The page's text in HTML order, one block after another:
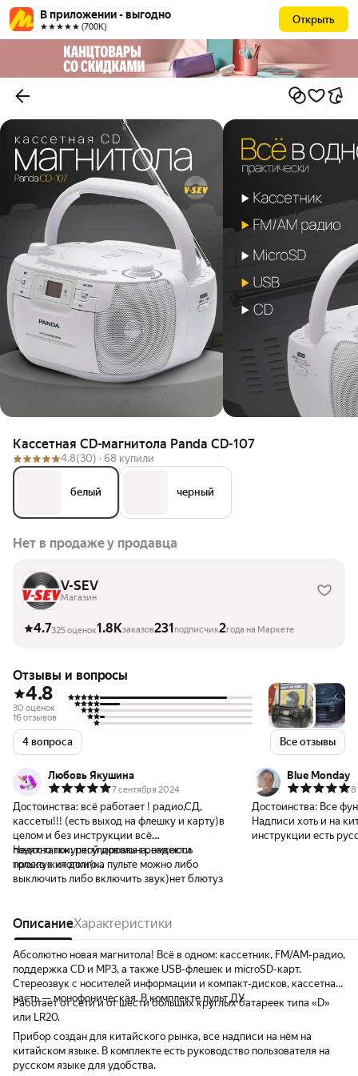
В приложении - выгодно
★★★★★ (700К)
Открыть
Кассетная CD-магнитола Panda CD-107
4.8(30) · 68 купили
белый черный
Нет в продаже у продавца
V-SEV
Магазин
4.7325 оценок1.8Kзаказов231подписчик2года на Маркете
Отзывы и вопросы
4.8
30 оценок
16 отзывов
4 вопроса Все отзывы
Любовь Якушина
7 сентября 2024
Достоинства: всё работает ! радио,СД,
кассеты!!! (есть выход на флешку и карту)в
целом и без инструкции всё
понятно,покупкой довольна, надеюсь
прослужит долго...
Недостатки: регулировка громкости
только с кнопки(на пульте можно либо
выключить либо включить звук)нет блютуз
Blue Monday
8
Достоинства: Все
Надписи хоть и на
инструкции есть
ОписаниеХарактеристики
Абсолютно новая магнитола! Всё в одном: кассетник, FM/AM-радио,
поддержка CD и MP3, а также USB-флешек и microSD-карт.
Стереозвук с носителей информации и компакт-дисков, кассетная
часть — монофоническая. В комплекте пульт ДУ.
Работает от сети и от шести больших круглых батареек типа «D»
или LR20.
Прибор создан для китайского рынка, все надписи на нём на
китайском языке. В комплекте есть руководство пользователя на
русском языке для удобства.